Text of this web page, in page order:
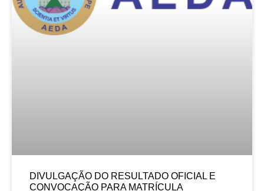
DIVULGAÇÃO DO RESULTADO OFICIAL E
CONVOCAÇÃO PARA MATRÍCULA